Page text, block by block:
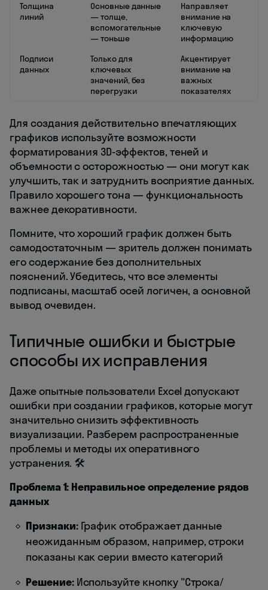
Толщина
линий
Основные данные
— толще,
вспомогательные
— тоньше
Направляет
внимание на
ключевую
информацию
Подписи
данных
Только для
ключевых
значений, без
перегрузки
Акцентирует
внимание на
важных
показателях
Для создания действительно впечатляющих
графиков используйте возможности
форматирования 3D-эффектов, теней и
объемности с осторожностью — они могут как
улучшить, так и затруднить восприятие данных.
Правило хорошего тона — функциональность
важнее декоративности.
Помните, что хороший график должен быть
самодостаточным — зритель должен понимать
его содержание без дополнительных
пояснений. Убедитесь, что все элементы
подписаны, масштаб осей логичен, а основной
вывод очевиден.
Типичные ошибки и быстрые
способы их исправления
Даже опытные пользователи Excel допускают
ошибки при создании графиков, которые могут
значительно снизить эффективность
визуализации. Разберем распространенные
проблемы и методы их оперативного
устранения. 🛠️
Проблема 1: Неправильное определение рядов
данных
Признаки:График отображает данные
неожиданным образом, например, строки
показаны как серии вместо категорий
Решение:Используйте кнопку "Строка/